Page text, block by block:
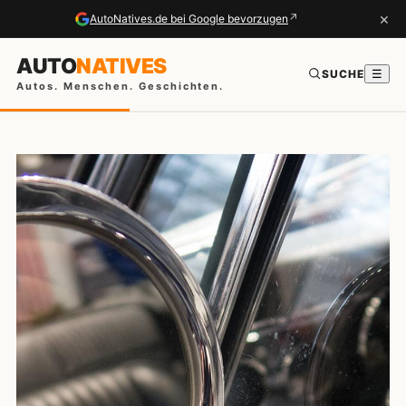
AutoNatives.de bei Google bevorzugen ↗ ×
AUTONATIVES
Autos. Menschen. Geschichten.
SUCHE ☰